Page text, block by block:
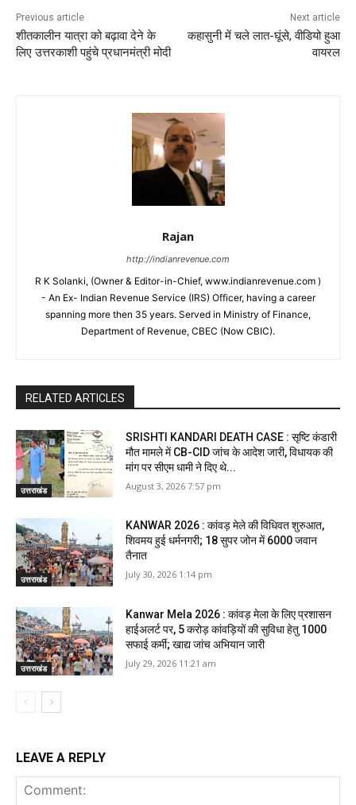
Previous article
शीतकालीन यात्रा को बढ़ावा देने के
लिए उत्तरकाशी पहुंचे प्रधानमंत्री मोदी
Next article
कहासुनी में चले लात-घूंसे, वीडियो हुआ
वायरल
Rajan
http://indianrevenue.com
R K Solanki, (Owner & Editor-in-Chief, www.indianrevenue.com )
- An Ex- Indian Revenue Service (IRS) Officer, having a career
spanning more then 35 years. Served in Ministry of Finance,
Department of Revenue, CBEC (Now CBIC).
RELATED ARTICLES
उत्तराखंड
SRISHTI KANDARI DEATH CASE : सृष्टि कंडारी
मौत मामले में CB-CID जांच के आदेश जारी, विधायक की
मांग पर सीएम धामी ने दिए थे...
August 3, 2026 7:57 pm
उत्तराखंड
KANWAR 2026 : कांवड़ मेले की विधिवत शुरुआत,
शिवमय हुई धर्मनगरी; 18 सुपर जोन में 6000 जवान
तैनात
July 30, 2026 1:14 pm
उत्तराखंड
Kanwar Mela 2026 : कांवड़ मेला के लिए प्रशासन
हाईअलर्ट पर, 5 करोड़ कांवड़ियों की सुविधा हेतु 1000
सफाई कर्मी; खाद्य जांच अभियान जारी
July 29, 2026 11:21 am
LEAVE A REPLY